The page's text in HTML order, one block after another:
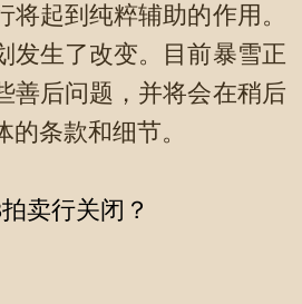
将起到纯粹辅助的作用。
发生了改变。目前暴雪正
善后问题，并将会在稍后
条款和细节。
卖行关闭？